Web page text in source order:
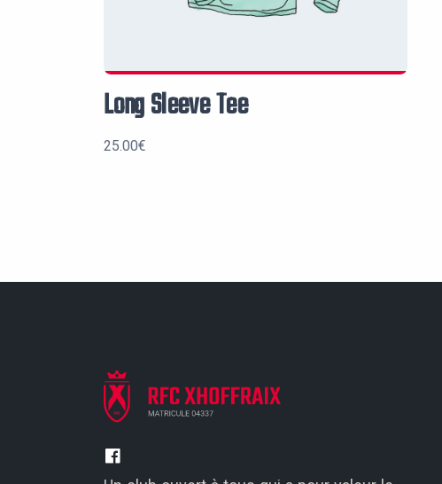
Long Sleeve Tee
25.00€